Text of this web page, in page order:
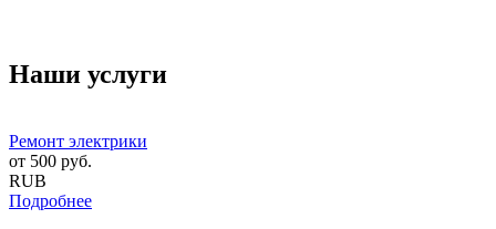
Наши услуги
Ремонт электрики
от 500 руб.
RUB
Подробнее